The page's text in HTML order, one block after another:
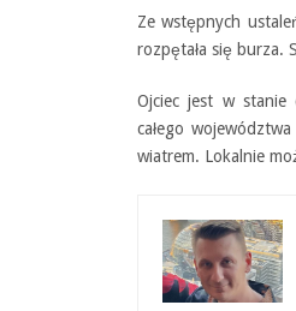
Ze wstępnych
rozpętała się burza.
Ojciec jest w stanie
całego
wiatrem. Lokalnie